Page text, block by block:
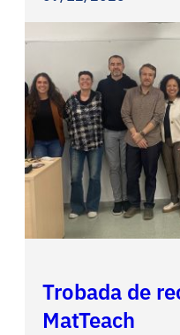
Trobada de
MatTeach